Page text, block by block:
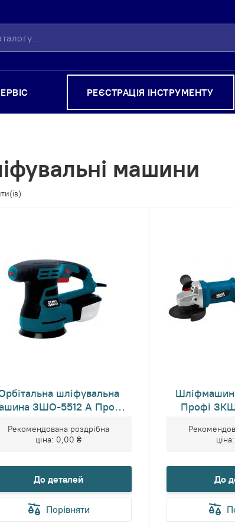
РЕЄСТРАЦІЯ ІНСТРУМЕНТУ
машини
шліфувальна
ЗШО-5512 А Профі
Рекомендована роздрібна
ціна: 0,00 ₴
До деталей
Порівняти
Профі
ціна:
До